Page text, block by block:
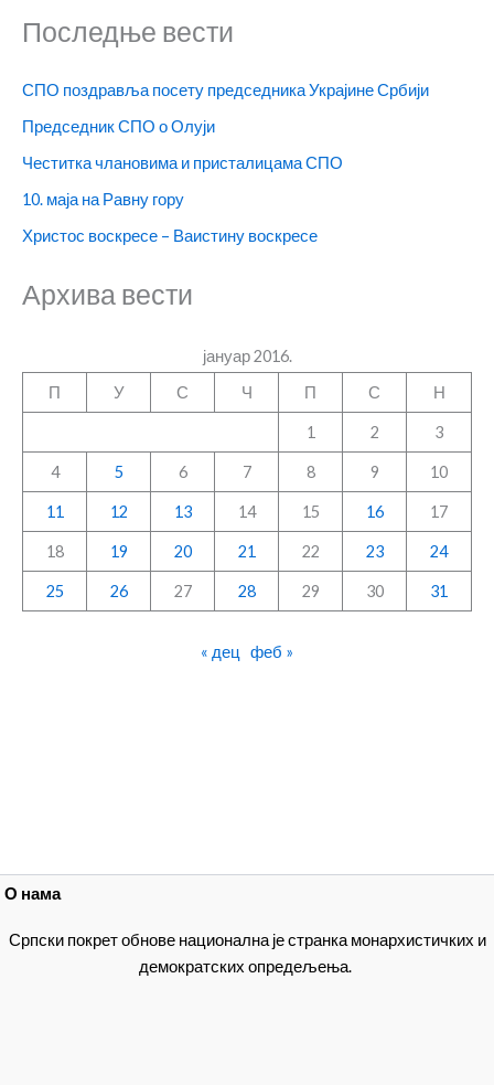
Последње вести
СПО поздравља посету председника Украјине Србији
Председник СПО о Олуји
Честитка члановима и присталицама СПО
10. маја на Равну гору
Христос воскресе – Ваистину воскресе
Архива вести
јануар 2016.
П
У С Ч П С Н
1 2 3
4 5 6 7 8 9 10
11 12 13 14 15 16 17
18 19 20 21 22 23 24
25 26 27 28 29 30 31
« дец феб »
О нама
Српски покрет обнове национална је странка монархистичких и
демократских опредељења.